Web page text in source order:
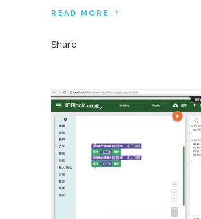
READ MORE
Share